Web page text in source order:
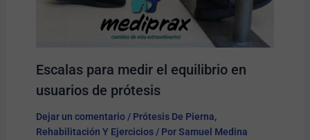
Escalas para medir el equilibrio en
usuarios de prótesis
Dejar un comentario / Prótesis De Pierna,
Rehabilitación Y Ejercicios/ PorSamuel Medina